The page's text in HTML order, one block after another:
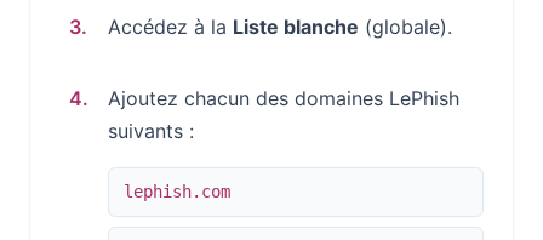
Accédez à la Liste blanche (globale).
Ajoutez chacun des domaines LePhish
suivants :
lephish.com